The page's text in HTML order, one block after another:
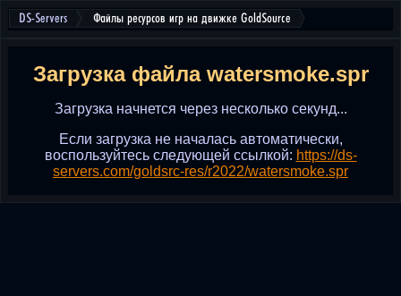
DS-Servers Файлы ресурсов игр на движке GoldSource
Загрузка файла watersmoke.spr
Загрузка начнется через несколько секунд...
Если загрузка не началась автоматически,
воспользуйтесь следующей ссылкой: https://ds-
servers.com/goldsrc-res/r2022/watersmoke.spr